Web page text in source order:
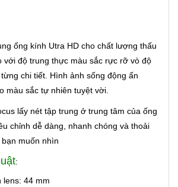
ống kính Utra HD cho chất lượng thấu
với độ trung thực màu sắc rực rỡ vò độ
chi tiết. Hình ảnh sống động ấn
màu sắc tự nhiên tuyệt vời.
lấy nét tập trung ở trung tâm của ống
chỉnh dễ dàng, nhanh chóng và thoải
muốn nhìn
:
44 mm